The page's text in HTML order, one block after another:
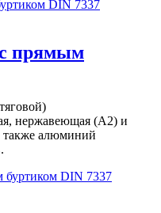
прямым
нержавеющая (A2) и
также алюминий